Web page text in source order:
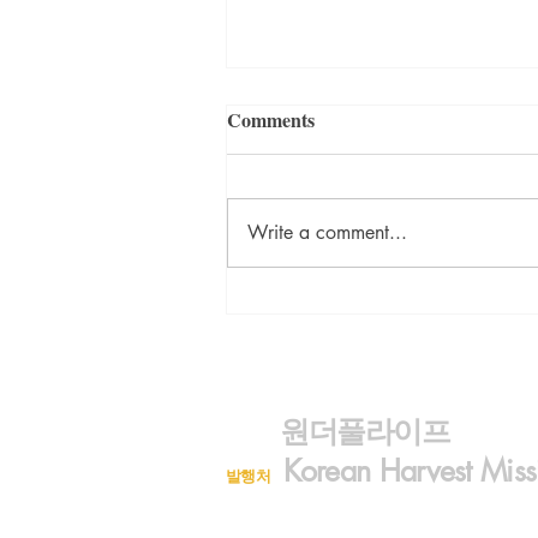
Comments
Write a comment...
원더풀라이프
발행처 Korean Harvest